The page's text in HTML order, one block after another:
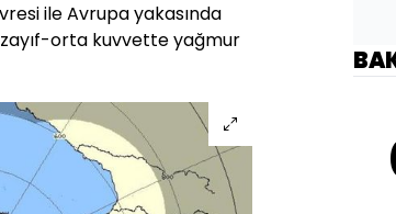
ile Avrupa yakasında
orta kuvvette yağmur